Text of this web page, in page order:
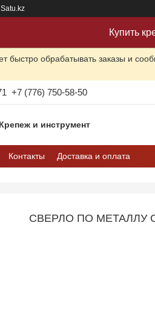
Купить
быстро обрабатывать заказы и
+7 (776) 750-58-50
и инструмент
Контакты Доставка и оплата
СВЕРЛО ПО МЕТАЛЛУ